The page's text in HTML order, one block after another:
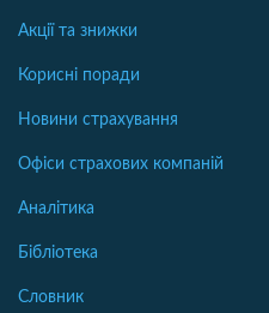
Акції та знижки
Корисні поради
Новини страхування
Офіси страхових компаній
Аналітика
Бібліотека
Словник